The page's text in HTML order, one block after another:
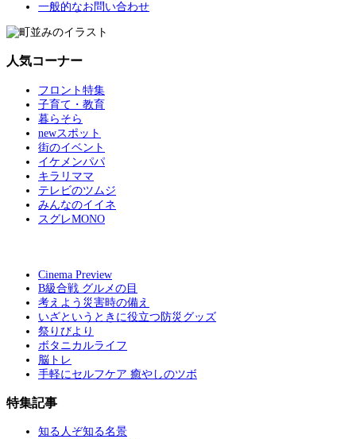
一般的なお問い合わせ
人気コーナー
フロント特集
子育て・教育
暮らそら
newスポット
街のイベント
イケメンパパ
キラリママ
テレビのツムジ
みんなのイイネ
スグレMONO
Cinema Preview
B級合戦 グルメの目
考えよう災害時の備え
いざというときに役立つ防災グッズ
祭りびより
ボタニカルライフ
脳トレ
手軽にセルフケア 癒やしのツボ
特集記事
知る人ぞ知る名景